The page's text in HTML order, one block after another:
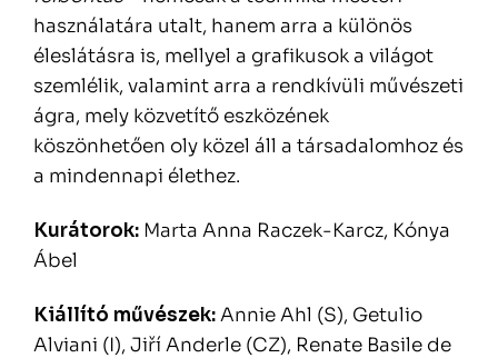
használatára utalt, hanem arra a különös
éleslátásra is, mellyel a grafikusok a világot
szemlélik, valamint arra a rendkívüli művészeti
ágra, mely közvetítő eszközének
köszönhetően oly közel áll a társadalomhoz és
a mindennapi élethez.
Kurátorok: Marta Anna Raczek-Karcz, Kónya
Ábel
Kiállító művészek:Annie Ahl (S), Getulio
Alviani (I), Jiří Anderle (CZ), Renate Basile de